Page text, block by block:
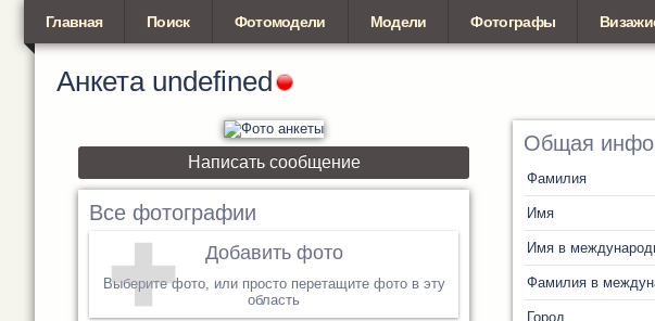
Главная Поиск Фотомодели Модели Фотографы
Анкета undefined
Написать сообщение
Все фотографии
Добавить фото
Выберите фото, или просто перетащите фото в эту
область
Общая
Фамилия
Имя
Имя в
Фамилия в
Город